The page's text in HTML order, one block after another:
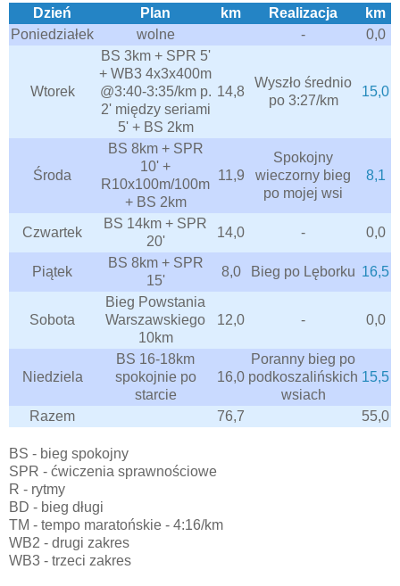
Dzień Plan km Realizacja
km
Poniedziałek
wolne - 0,0
Wtorek
BS 3km + SPR 5'
+ WB3 4x3x400m
@3:40-3:35/km p.
2' między seriami
5' + BS 2km
14,8
Wyszło średnio
po 3:27/km
15,0
Środa
BS 8km + SPR
10' +
R10x100m/100m
+ BS 2km
11,9
Spokojny
wieczorny bieg
po mojej wsi
8,1
Czwartek
BS 14km + SPR
20'
14,0 - 0,0
Piątek
BS 8km + SPR
15'
8,0 Bieg po Lęborku 16,5
Sobota
Bieg Powstania
Warszawskiego
10km
12,0 - 0,0
Niedziela
BS 16-18km
spokojnie po
starcie
16,0
Poranny bieg po
podkoszalińskich
wsiach
15,5
Razem 76,7 55,0
BS - bieg spokojny
SPR - ćwiczenia sprawnościowe
R - rytmy
BD - bieg długi
TM - tempo maratońskie - 4:16/km
WB2 - drugi zakres
WB3 - trzeci zakres